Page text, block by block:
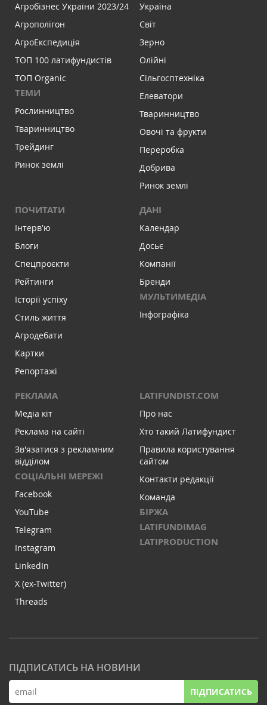
Агробізнес України 2023/24
Агрополігон
АгроЕкспедиція
ТОП 100 латифундистів
ТОП Organic
ТЕМИ
Рослинництво
Тваринництво
Трейдинг
Ринок землі
Україна
Світ
Зерно
Олійні
Сільгосптехніка
Елеватори
Тваринництво
Овочі та фрукти
Переробка
Добрива
Ринок землі
ПОЧИТАТИ
Інтервʼю
Блоги
Спецпроєкти
Рейтинги
Історії успіху
Стиль життя
Агродебати
Картки
Репортажі
ДАНІ
Календар
Досьє
Компанії
Бренди
МУЛЬТИМЕДІА
Інфографіка
РЕКЛАМА
Медіа кіт
Реклама на сайті
Зв'язатися з рекламним
відділом
СОЦІАЛЬНІ МЕРЕЖІ
Facebook
YouTube
Telegram
Instagram
LinkedIn
X (ex-Twitter)
Threads
LATIFUNDIST.COM
Про нас
Хто такий Латифундист
Правила користування
сайтом
Контакти редакції
Команда
БІРЖА
LATIFUNDIMAG
LATIPRODUCTION
ПІДПИСАТИСЬ НА НОВИНИ
ПІДПИСАТИСЬ